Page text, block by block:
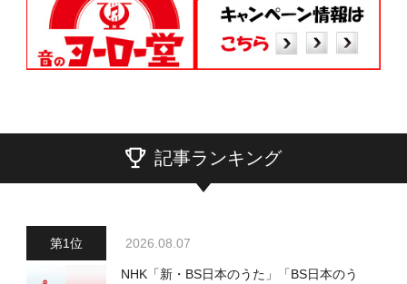
記事ランキング
2026.08.07
NHK「新・BS日本のうた」「BS日本のう